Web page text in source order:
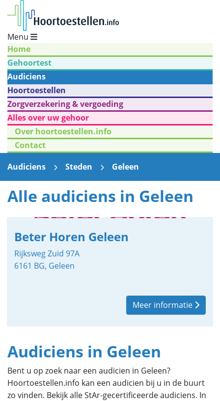
Menu
Home
Gehoortest
Audiciens
Hoortoestellen
Zorgverzekering & vergoeding
Alles over uw gehoor
Over hoortoestellen.info
Contact
Audiciens
Steden Geleen
Alle audiciens in Geleen
Beter Horen Geleen
Rijksweg Zuid 97A
6161 BG, Geleen
Meer informatie
Audiciens in Geleen
Bent u op zoek naar een audicien in Geleen?
Hoortoestellen.info kan een audicien bij u in de buurt
zo vinden. Bekijk alle StAr-gecertificeerde audiciens. In